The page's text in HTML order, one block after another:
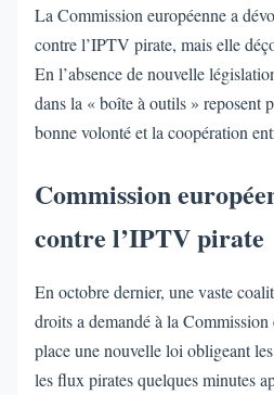
La Commission européenne a
contre l’IPTV pirate, mais elle
En l’absence de nouvelle
dans la « boîte à outils » reposent
bonne volonté et la coopération
Commission
contre l’IPTV pirate
En octobre dernier, une vaste
droits a demandé à la Commission
place une nouvelle loi obligeant
les flux pirates quelques minutes